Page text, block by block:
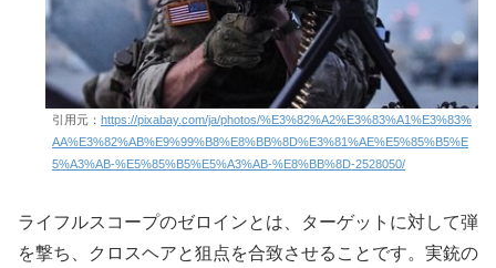
引用元： https://pixabay.com/ja/photos/%E3%82%A2%E3%83%A1%E3%83%
AA%E3%82%AB%E9%99%B8%E8%BB%8D%E3%81%AE%E5%85%B5%E
5%A3%AB-%E5%85%B5%E5%A3%AB-%E8%BB%8D-2528050/
ライフルスコープのゼロインとは、ターゲットに対して弾
を撃ち、クロスヘアと狙点を合致させることです。実銃の